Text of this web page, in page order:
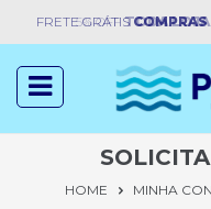
FRETE GRÁTIS
5% OFFTODA LOJA
toggle
navigation
Acessar
Cadastre-
se
HOME MINHA